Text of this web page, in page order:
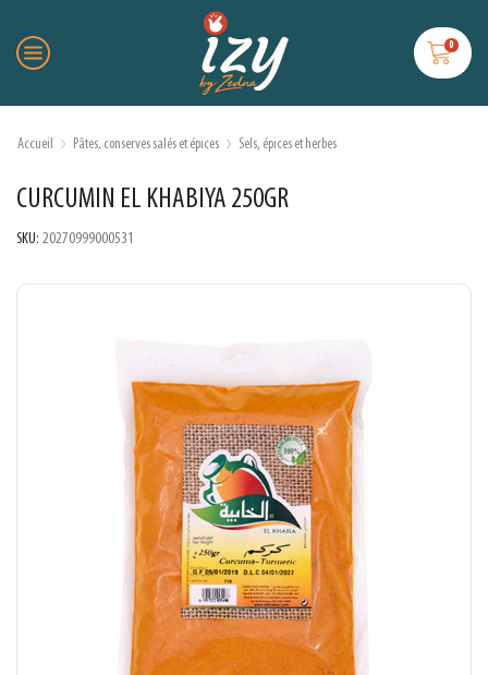
0
Accueil Pâtes, conserves salés et épices Sels, épices et herbes
CURCUMIN EL KHABIYA 250GR
SKU: 20270999000531